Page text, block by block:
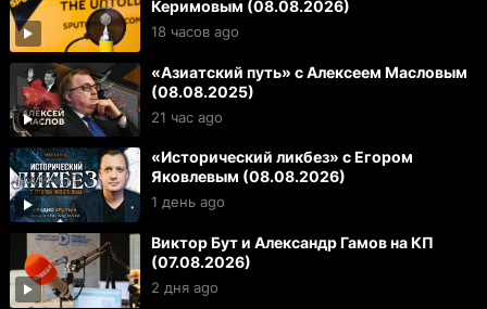
Керимовым (08.08.2026)
18 часов ago
«Азиатский путь» с Алексеем Масловым
(08.08.2025)
21 час ago
«Исторический ликбез» с Егором
Яковлевым (08.08.2026)
1 день ago
Виктор Бут и Александр Гамов на КП
(07.08.2026)
2 дня ago